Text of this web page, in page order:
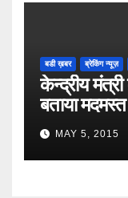
बडी ख़बर ब्रेकिंग न्यूज़
केन्द्रीय
बताया मदमस्त
MAY 5, 2015